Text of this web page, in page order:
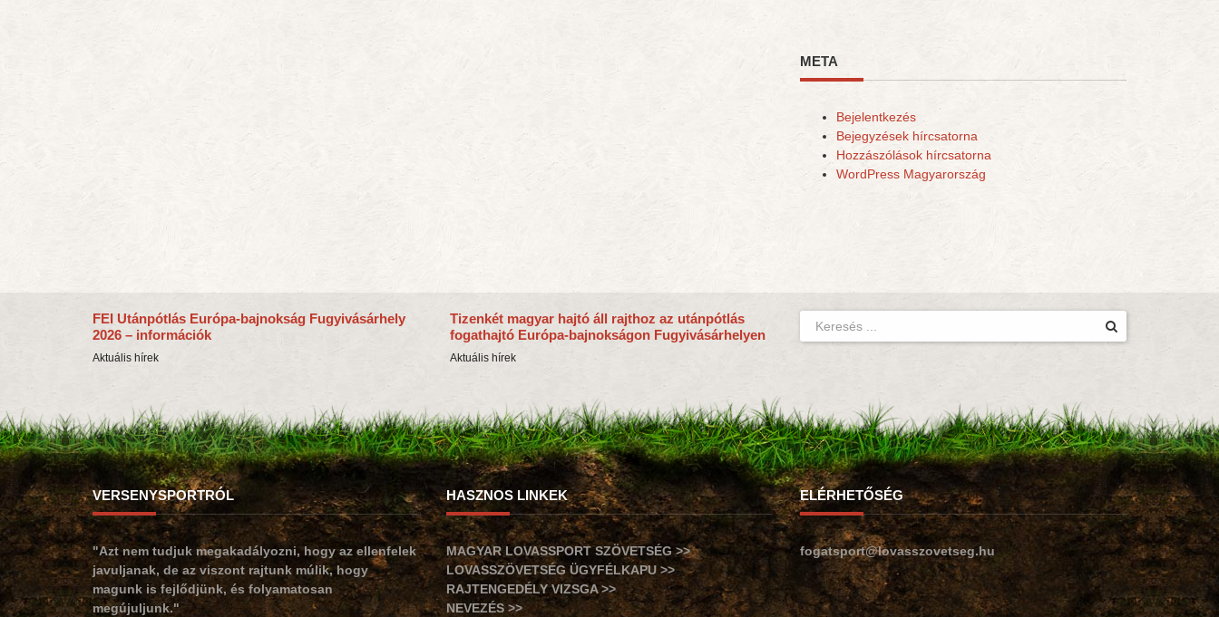
META
Bejelentkezés
Bejegyzések hírcsatorna
Hozzászólások hírcsatorna
WordPress Magyarország
FEI Utánpótlás Európa-bajnokság Fugyivásárhely
2026 – információk
Aktuális hírek
Tizenkét magyar hajtó áll rajthoz az utánpótlás
fogathajtó Európa-bajnokságon Fugyivásárhelyen
Aktuális hírek
VERSENYSPORTRÓL
"Azt nem tudjuk megakadályozni, hogy az ellenfelek
javuljanak, de az viszont rajtunk múlik, hogy
magunk is fejlődjünk, és folyamatosan
megújuljunk."
HASZNOS LINKEK
MAGYAR LOVASSPORT SZÖVETSÉG >>
LOVASSZÖVETSÉG ÜGYFÉLKAPU >>
RAJTENGEDÉLY VIZSGA >>
NEVEZÉS >>
ELÉRHETŐSÉG
fogatsport@lovasszovetseg.hu